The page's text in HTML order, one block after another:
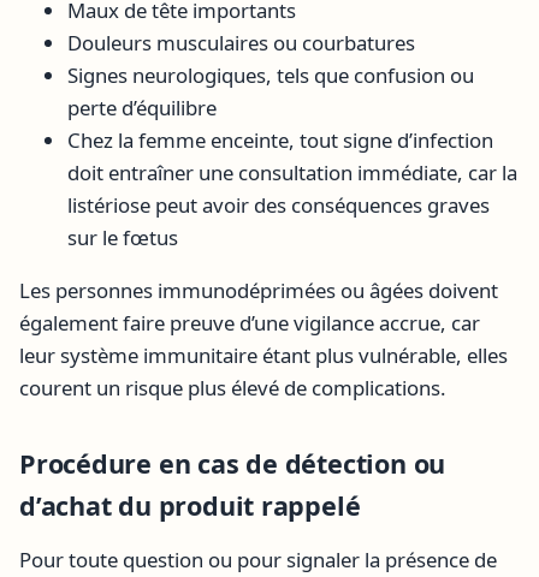
Maux de tête importants
Douleurs musculaires ou courbatures
Signes neurologiques, tels que confusion ou
perte d’équilibre
Chez la femme enceinte, tout signe d’infection
doit entraîner une consultation immédiate, car la
listériose peut avoir des conséquences graves
sur le fœtus
Les personnes immunodéprimées ou âgées doivent
également faire preuve d’une vigilance accrue, car
leur système immunitaire étant plus vulnérable, elles
courent un risque plus élevé de complications.
Procédure en cas de détection ou
d’achat du produit rappelé
Pour toute question ou pour signaler la présence de